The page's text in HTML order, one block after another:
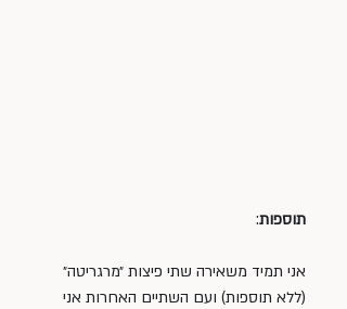
תוספות:
אני תמיד משאירה שתי פיצות ״מרגריטה״
(ללא תוספות) ועם השתיים האחרות אני